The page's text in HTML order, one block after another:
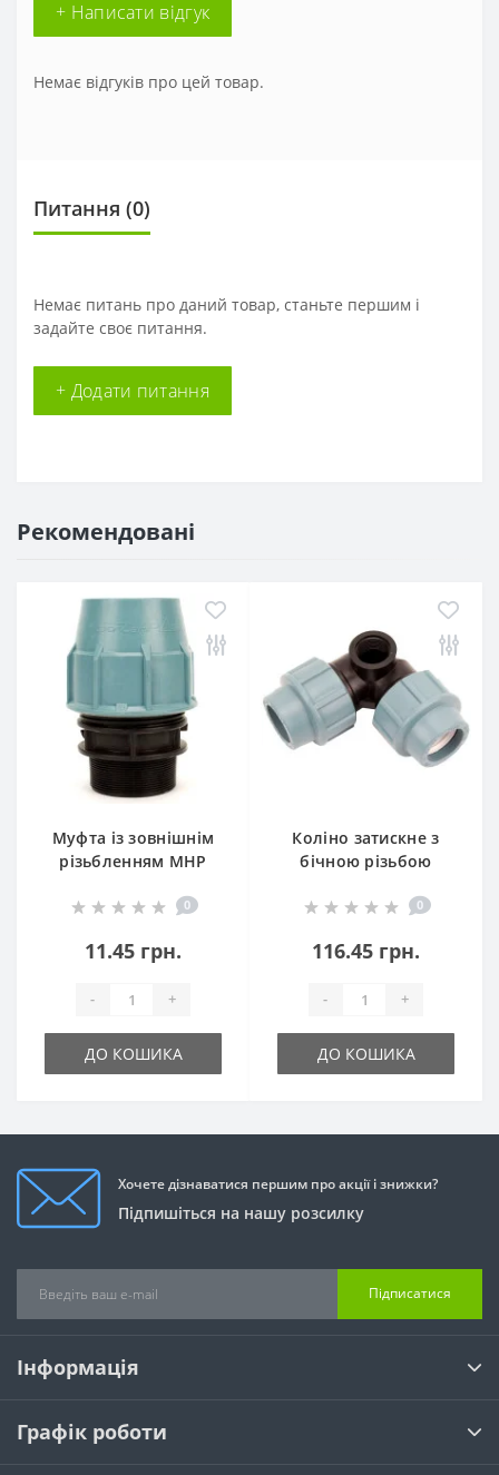
+ Написати відгук
Немає відгуків про цей товар.
Питання (0)
Немає питань про даний товар, станьте першим і
задайте своє питання.
+ Додати питання
Рекомендовані
Муфта із зовнішнім
різьбленням МНР
0
11.45 грн.
- +
ДО КОШИКА
Коліно затискне з
бічною різьбою
0
116.45 грн.
- +
ДО КОШИКА
Хочете дізнаватися першим про акції і знижки?
Підпишіться на нашу розсилку
Підписатися
Інформація
Графік роботи